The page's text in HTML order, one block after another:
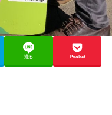
送る Pocket